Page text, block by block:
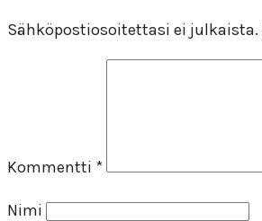
Sähköpostiosoitettasi ei julkaista.
Kommentti *
Nimi